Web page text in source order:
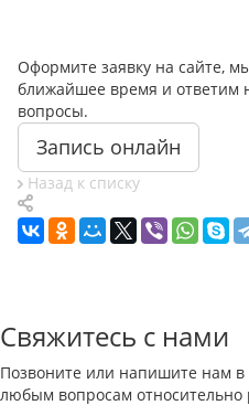
Оформите заявку на сайте,
ближайшее время и ответим
вопросы.
Запись онлайн
Назад к списку
Свяжитесь с нами
Позвоните или напишите нам в
любым вопросам